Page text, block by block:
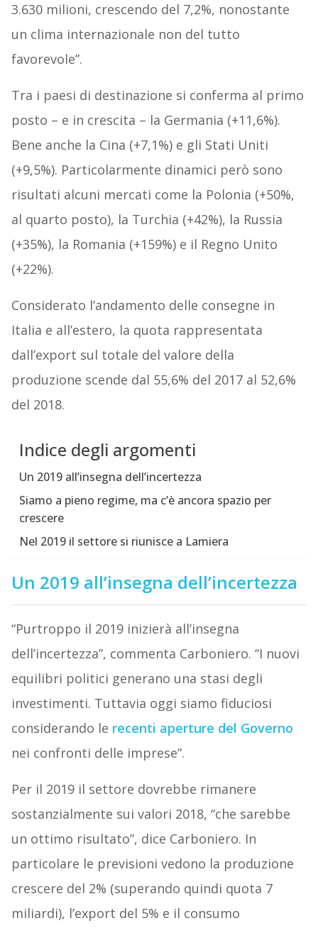
3.630 milioni, crescendo del 7,2%, nonostante
un clima internazionale non del tutto
favorevole”.
Tra i paesi di destinazione si conferma al primo
posto – e in crescita – la Germania (+11,6%).
Bene anche la Cina (+7,1%) e gli Stati Uniti
(+9,5%). Particolarmente dinamici però sono
risultati alcuni mercati come la Polonia (+50%,
al quarto posto), la Turchia (+42%), la Russia
(+35%), la Romania (+159%) e il Regno Unito
(+22%).
Considerato l’andamento delle consegne in
Italia e all’estero, la quota rappresentata
dall’export sul totale del valore della
produzione scende dal 55,6% del 2017 al 52,6%
del 2018.
Indice degli argomenti
Un 2019 all’insegna dell’incertezza
Siamo a pieno regime, ma c’è ancora spazio per
crescere
Nel 2019 il settore si riunisce a Lamiera
Un 2019 all’insegna dell’incertezza
“Purtroppo il 2019 inizierà all’insegna
dell’incertezza”, commenta Carboniero. “I nuovi
equilibri politici generano una stasi degli
investimenti. Tuttavia oggi siamo fiduciosi
considerando le recenti aperture del Governo
nei confronti delle imprese”.
Per il 2019 il settore dovrebbe rimanere
sostanzialmente sui valori 2018, “che sarebbe
un ottimo risultato”, dice Carboniero. In
particolare le previsioni vedono la produzione
crescere del 2% (superando quindi quota 7
miliardi), l’export del 5% e il consumo